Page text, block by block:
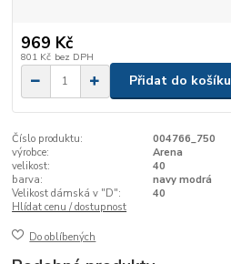
969 Kč
801 Kč bez DPH
Přidat do košíku
Číslo produktu:
004766_750
výrobce:
Arena
velikost:
40
barva:
navy modrá
Velikost dámská v "D":
40
Hlídat cenu / dostupnost
Do oblíbených